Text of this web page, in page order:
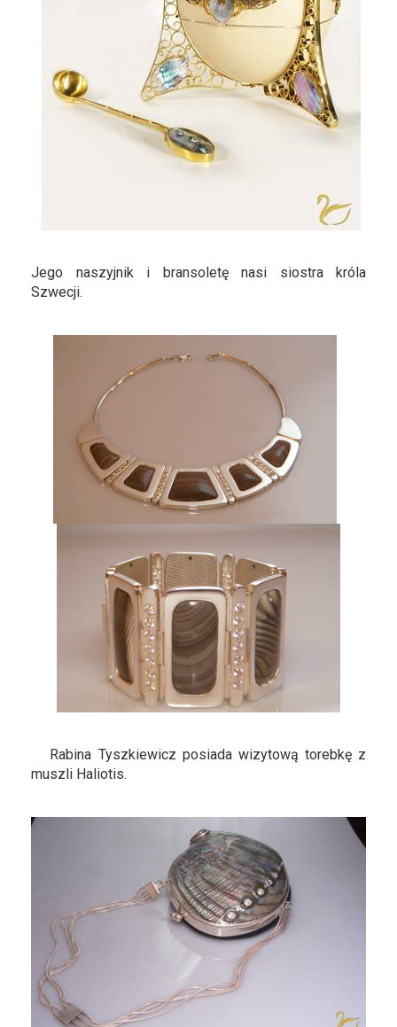
Jego naszyjnik i bransoletę nasi siostra króla
Szwecji.
Rabina Tyszkiewicz posiada wizytową torebkę z
muszli Haliotis.